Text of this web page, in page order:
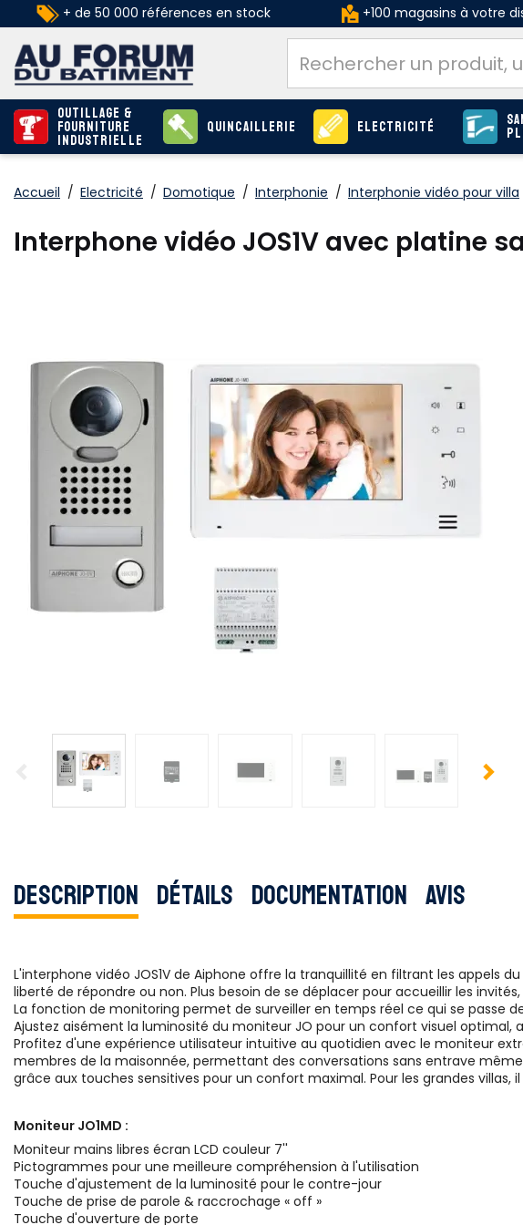
+ de 50 000 références en stock +100 magasins à votre
Outillage &
Fourniture
industrielle
Quincaillerie Electricité
Accueil / Electricité / Domotique / Interphonie / Interphonie vidéo pour villa
Interphone vidéo JOS1V avec platine
Description Détails Documentation Avis
L'interphone vidéo JOS1V de Aiphone offre la tranquillité en filtrant les
liberté de répondre ou non. Plus besoin de se déplacer pour accueillir les
La fonction de monitoring permet de surveiller en temps réel ce qui se passe
Ajustez aisément la luminosité du moniteur JO pour un confort visuel optimal,
Profitez d'une expérience utilisateur intuitive au quotidien avec le moniteur
membres de la maisonnée, permettant des conversations sans entrave
grâce aux touches sensitives pour un confort maximal. Pour les grandes
Moniteur JO1MD :
Moniteur mains libres écran LCD couleur 7''
Pictogrammes pour une meilleure compréhension à l'utilisation
Touche d'ajustement de la luminosité pour le contre-jour
Touche de prise de parole & raccrochage « off »
Touche d'ouverture de porte